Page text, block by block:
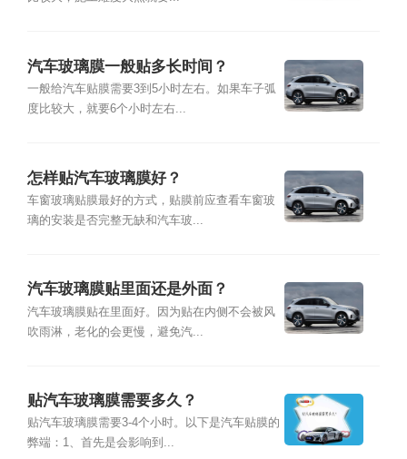
汽车玻璃膜一般贴多长时间？
一般给汽车贴膜需要3到5小时左右。如果车子弧
度比较大，就要6个小时左右...
怎样贴汽车玻璃膜好？
车窗玻璃贴膜最好的方式，贴膜前应查看车窗玻
璃的安装是否完整无缺和汽车玻...
汽车玻璃膜贴里面还是外面？
汽车玻璃膜贴在里面好。因为贴在内侧不会被风
吹雨淋，老化的会更慢，避免汽...
贴汽车玻璃膜需要多久？
贴汽车玻璃膜需要3-4个小时。以下是汽车贴膜的
弊端：1、首先是会影响到...